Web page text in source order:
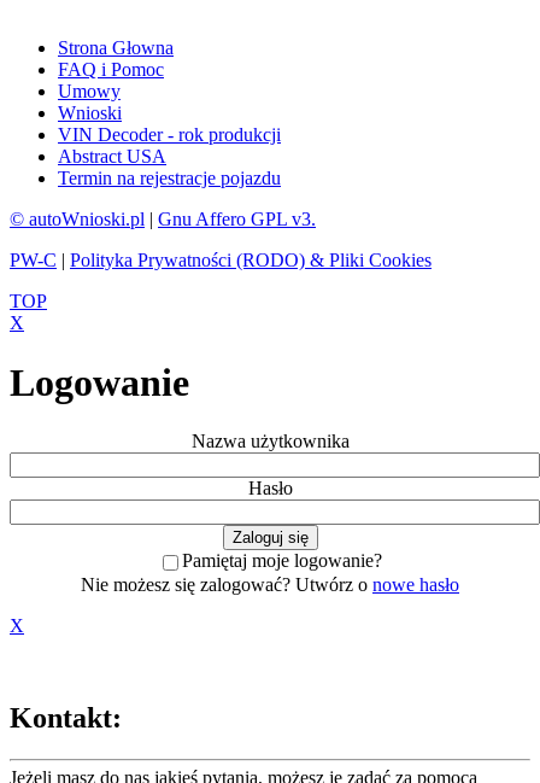
Strona Głowna
FAQ i Pomoc
Umowy
Wnioski
VIN Decoder - rok produkcji
Abstract USA
Termin na rejestracje pojazdu
© autoWnioski.pl | Gnu Affero GPL v3.
PW-C | Polityka Prywatności (RODO) & Pliki Cookies
TOP
X
Logowanie
Nazwa użytkownika
Hasło
Pamiętaj moje logowanie?
Nie możesz się zalogować? Utwórz o nowe hasło
X
Kontakt:
Jeżeli masz do nas jakieś pytania, możesz je zadać za pomocą